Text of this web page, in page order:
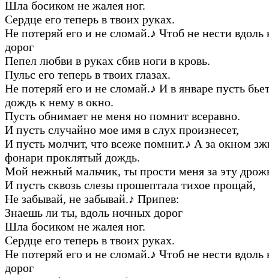
Шла босиком не жалея ног.
Сердце его теперь в твоих руках.
Не потеряй его и не сломай.♪ Чтоб не нести вдоль
дорог
Пепел любви в руках сбив ноги в кровь.
Пульс его теперь в твоих глазах.
Не потеряй его и не сломай.♪ И в январе пусть
дождь к нему в окно.
Пусть обнимает не меня но помнит всеравно.
И пусть случайно мое имя в слух произнесет,
И пусть молчит, что всеже помнит.♪ А за окном
фонари проклятый дождь.
Мой нежный мальчик, ты прости меня за эту
И пусть сквозь слезы прошептала тихое прощай,
Не забывай, не забывай.♪ Припев:
Знаешь ли ты, вдоль ночных дорог
Шла босиком не жалея ног.
Сердце его теперь в твоих руках.
Не потеряй его и не сломай.♪ Чтоб не нести вдоль
дорог